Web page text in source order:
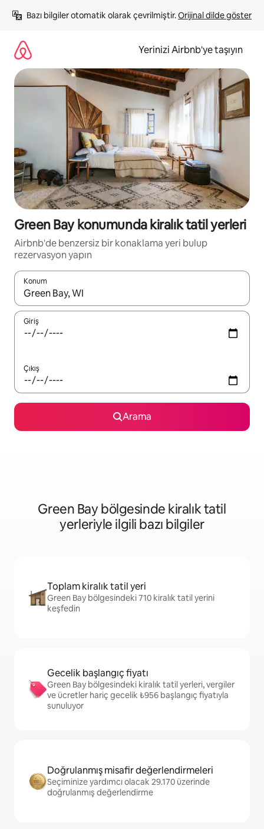
atla
Bazı bilgiler otomatik olarak çevrilmiştir. Orijinal dilde göster
Yerinizi Airbnb'ye taşıyın
Green Bay konumunda kiralık tatil yerleri
Airbnb'de benzersiz bir konaklama yeri bulup
rezervasyon yapın
Konum
Sonuçlar kullanılabilir olduğunda yukarı ve aşağı oklarıyla
Giriş
Çıkış
Arama
Green Bay bölgesinde kiralık tatil
yerleriyle ilgili bazı bilgiler
Toplam kiralık tatil yeri
Green Bay bölgesindeki 710 kiralık tatil yerini
keşfedin
Gecelik başlangıç fiyatı
Green Bay bölgesindeki kiralık tatil yerleri, vergiler
ve ücretler hariç gecelik ₺956 başlangıç fiyatıyla
sunuluyor
Doğrulanmış misafir değerlendirmeleri
Seçiminize yardımcı olacak 29.170 üzerinde
doğrulanmış değerlendirme